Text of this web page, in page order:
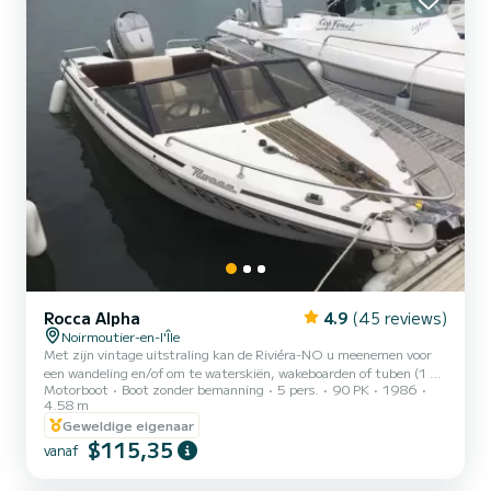
Rocca Alpha 4.9 (45 reviews)
Noirmoutier-en-l'Île
Met zijn vintage uitstraling kan de Riviéra-NO u meenemen voor
een wandeling en/of om te waterskiën, wakeboarden of tuben (1 of
2 plaatsen). Met een lengte van 4,58 kan hij 5 personen herbergen.
Aangedreven door een Mercury 90pk 4-takt motor, combineert hij
perfect prestaties en comfort op een vrij rustige zee. Op verzoek
heeft u gratis een van de uitrustingen tot uw beschikking (tube 1
of 2 plaatsen, wakeboard, waterski's). Voor extra uitrusting kost
Motorboot Boot zonder bemanning 5 pers. 90 PK
1986
4.58 m
Geweldige eigenaar
vanaf $115,35